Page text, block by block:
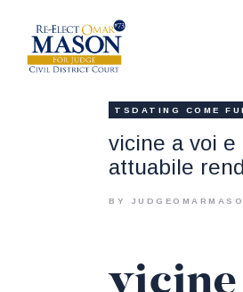
TSDATING COME
vicine a voi
attuabile
BY